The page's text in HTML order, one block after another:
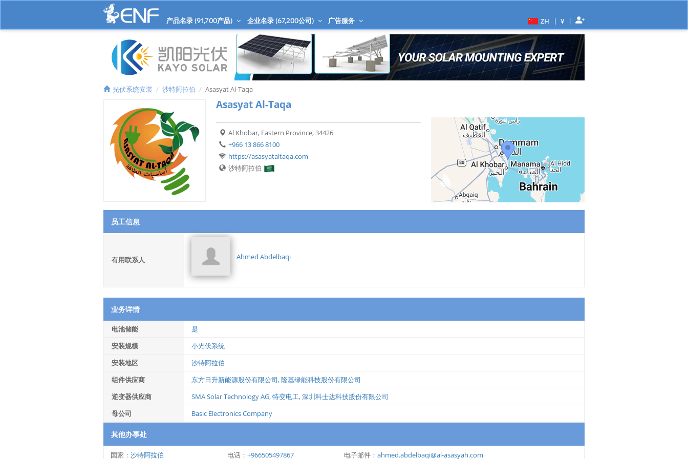
产品名录 (91,700产品) 企业名录 (67,200公司) 广告服务 ZH | ¥ |
光伏系统安装 沙特阿拉伯 Asasyat Al-Taqa
Asasyat Al-Taqa
Al Khobar, Eastern Province, 34426
+966 13 866 8100
https://asasyataltaqa.com
沙特阿拉伯
员工信息
有用联系人 Ahmed Abdelbaqi
业务详情
电池储能
是
安装规模
小光伏系统
安装地区
沙特阿拉伯
组件供应商
东方日升新能源股份有限公司,隆基绿能科技股份有限公司
逆变器供应商
SMA Solar Technology AG,特变电工,深圳科士达科技股份有限公司
母公司
Basic Electronics Company
其他办事处
国家： 沙特阿拉伯 电话： +966505497867 电子邮件： ahmed.abdelbaqi@al-asasyah.com